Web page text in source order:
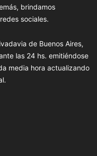
brindamos
sociales.
de Buenos Aires,
las 24 hs. emitiéndose
media hora actualizando